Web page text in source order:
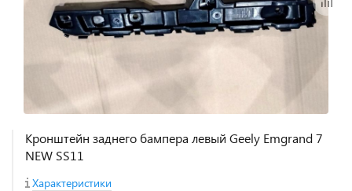
Кронштейн заднего бампера левый Geely Emgrand 7
NEW SS11
Характеристики